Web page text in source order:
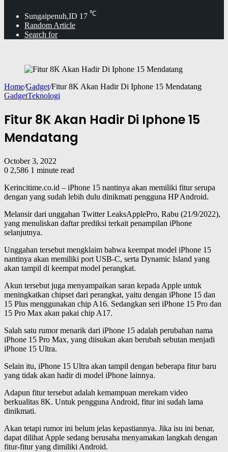
Sungaipenuh,ID 17 ℃
Random Article
Search for
Home/Gadget/Fitur 8K Akan Hadir Di Iphone 15 Mendatang
GadgetTeknologi
Fitur 8K Akan Hadir Di Iphone 15
Mendatang
October 3, 2022
0 2,586 1 minute read
Kerincitime.co.id – iPhone 15 nantinya akan memiliki fitur serupa
dengan yang sudah lebih dulu dinikmati pengguna HP Android.
Melansir dari unggahan Twitter LeaksApplePro, Rabu (21/9/2022),
yang menuliskan daftar prediksi terkait penampilan iPhone
selanjutnya.
Unggahan tersebut mengklaim bahwa keempat model iPhone 15
nantinya akan memiliki port USB-C, serta Dynamic Island yang
akan tampil di keempat model perangkat.
Akun tersebut juga menyampaikan saran kepada Apple untuk
meningkatkan chipset dari perangkat, yaitu dengan iPhone 15 dan
15 Plus menggunakan chip A16. Sedangkan seri iPhone 15 Pro dan
15 Pro Max akan pakai chip A17.
Salah satu rumor menarik dari iPhone 15 adalah perubahan nama
iPhone 15 Pro Max, yang diisukan akan berubah sebutan menjadi
iPhone 15 Ultra.
Selain itu, iPhone 15 Ultra akan tampil dengan beberapa fitur baru
yang tidak akan hadir di model iPhone lainnya.
Adapun fitur tersebut adalah kemampuan merekam video
berkualitas 8K. Untuk pengguna Android, fitur ini sudah lama
dinikmati.
Akan tetapi rumor ini belum jelas kepastiannya. Jika isu ini benar,
dapat dilihat Apple sedang berusaha menyamakan langkah dengan
fitur-fitur yang dimiliki Android.